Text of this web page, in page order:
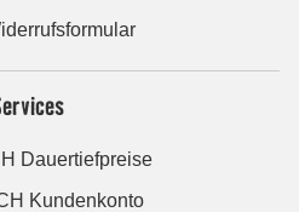
Dauertiefpreise
Kundenkonto